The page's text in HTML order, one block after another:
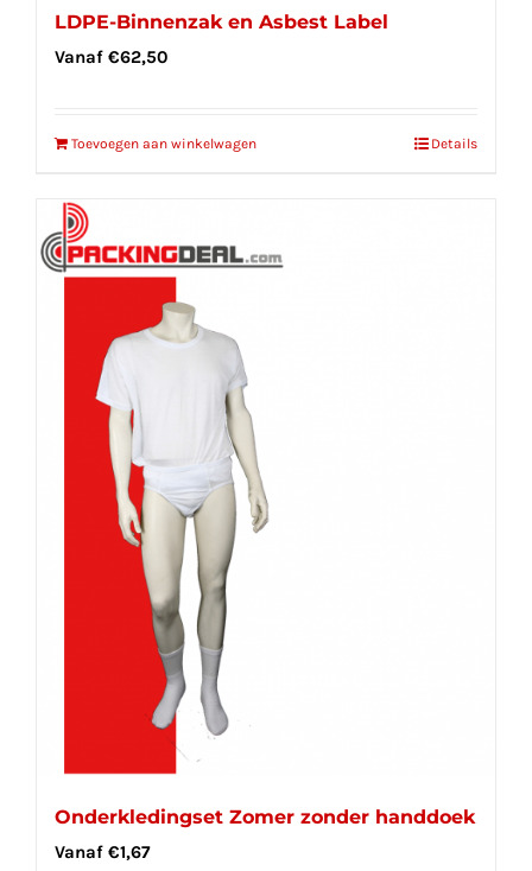
LDPE-Binnenzak en Asbest Label
Vanaf €62,50
Toevoegen aan winkelwagen Details
Onderkledingset Zomer zonder handdoek
Vanaf €1,67